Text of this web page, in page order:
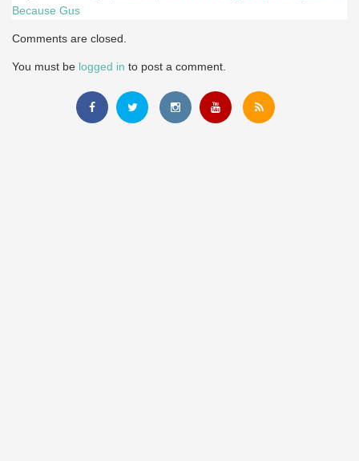
Because Gus
Comments are closed.
You must be logged in to post a comment.